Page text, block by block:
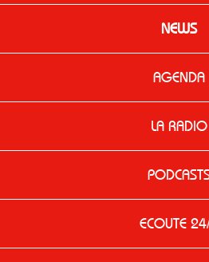
NEWS
AGENDA
LA RADIO
ECOUTE